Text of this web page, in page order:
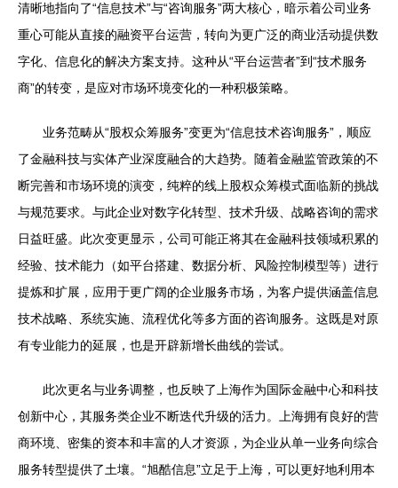
清晰地指向了“信息技术”与“咨询服务”两大核心，暗示着公司业务
重心可能从直接的融资平台运营，转向为更广泛的商业活动提供数
字化、信息化的解决方案支持。这种从“平台运营者”到“技术服务
商”的转变，是应对市场环境变化的一种积极策略。
业务范畴从“股权众筹服务”变更为“信息技术咨询服务”，顺应
了金融科技与实体产业深度融合的大趋势。随着金融监管政策的不
断完善和市场环境的演变，纯粹的线上股权众筹模式面临新的挑战
与规范要求。与此企业对数字化转型、技术升级、战略咨询的需求
日益旺盛。此次变更显示，公司可能正将其在金融科技领域积累的
经验、技术能力（如平台搭建、数据分析、风险控制模型等）进行
提炼和扩展，应用于更广阔的企业服务市场，为客户提供涵盖信息
技术战略、系统实施、流程优化等多方面的咨询服务。这既是对原
有专业能力的延展，也是开辟新增长曲线的尝试。
此次更名与业务调整，也反映了上海作为国际金融中心和科技
创新中心，其服务类企业不断迭代升级的活力。上海拥有良好的营
商环境、密集的资本和丰富的人才资源，为企业从单一业务向综合
服务转型提供了土壤。“旭酷信息”立足于上海，可以更好地利用本